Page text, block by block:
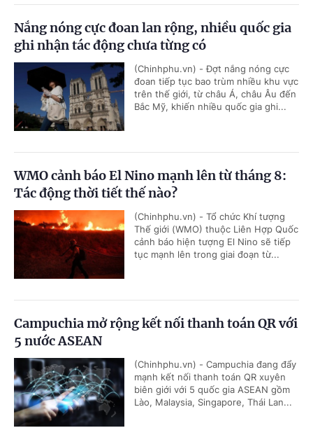
Nắng nóng cực đoan lan rộng, nhiều quốc gia
ghi nhận tác động chưa từng có
(Chinhphu.vn) - Đợt nắng nóng cực
đoan tiếp tục bao trùm nhiều khu vực
trên thế giới, từ châu Á, châu Âu đến
Bắc Mỹ, khiến nhiều quốc gia ghi...
WMO cảnh báo El Nino mạnh lên từ tháng 8:
Tác động thời tiết thế nào?
(Chinhphu.vn) - Tổ chức Khí tượng
Thế giới (WMO) thuộc Liên Hợp Quốc
cảnh báo hiện tượng El Nino sẽ tiếp
tục mạnh lên trong giai đoạn từ...
Campuchia mở rộng kết nối thanh toán QR với
5 nước ASEAN
(Chinhphu.vn) - Campuchia đang đẩy
mạnh kết nối thanh toán QR xuyên
biên giới với 5 quốc gia ASEAN gồm
Lào, Malaysia, Singapore, Thái Lan...